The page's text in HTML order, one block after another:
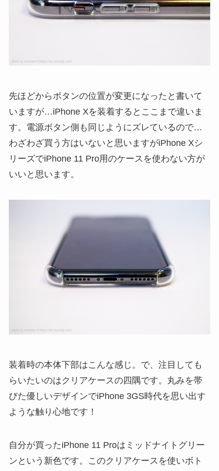
先ほどからボタンの位置が変更になったと書いて
いますが…iPhone Xを装着するとここまで違いま
す。電源ボタン側も同じようにズレているので…
わざわざ買う方はいないと思いますがiPhone Xシ
リーズでiPhone 11 Pro用のケースを使わない方が
いいと思います。
装着時の本体下部はこんな感じ。で、注目しても
らいたいのはクリアケースの四隅です。丸みを帯
びた優しいデザインでiPhone 3GS時代を思い出す
ような触り心地です！
自分が買ったiPhone 11 Proはミッドナイトグリー
ンという新色です。このクリアケースを使いボト